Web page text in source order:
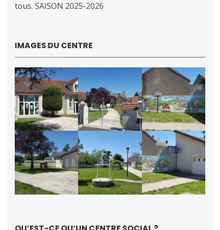
tous. SAISON 2025-2026
IMAGES DU CENTRE